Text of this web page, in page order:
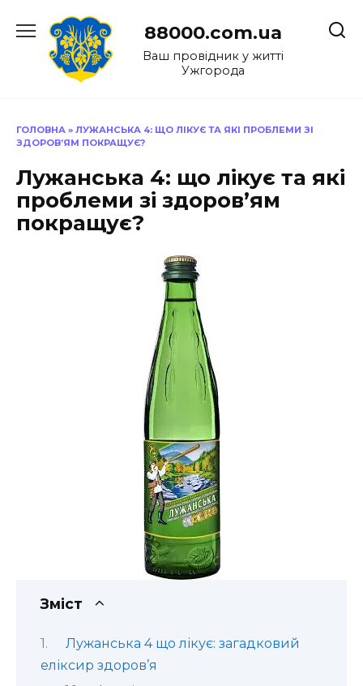
до
88000.com.ua
Ваш провідник у житті
Ужгорода
ГОЛОВНА » ЛУЖАНСЬКА 4: ЩО ЛІКУЄ ТА ЯКІ ПРОБЛЕМИ ЗІ
ЗДОРОВ’ЯМ ПОКРАЩУЄ?
Лужанська 4: що лікує та які
проблеми зі здоров’ям
покращує?
Зміст
Лужанська 4 що лікує: загадковий
еліксир здоров’я